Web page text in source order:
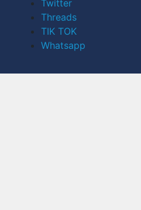
Twitter
Threads
TIK TOK
Whatsapp